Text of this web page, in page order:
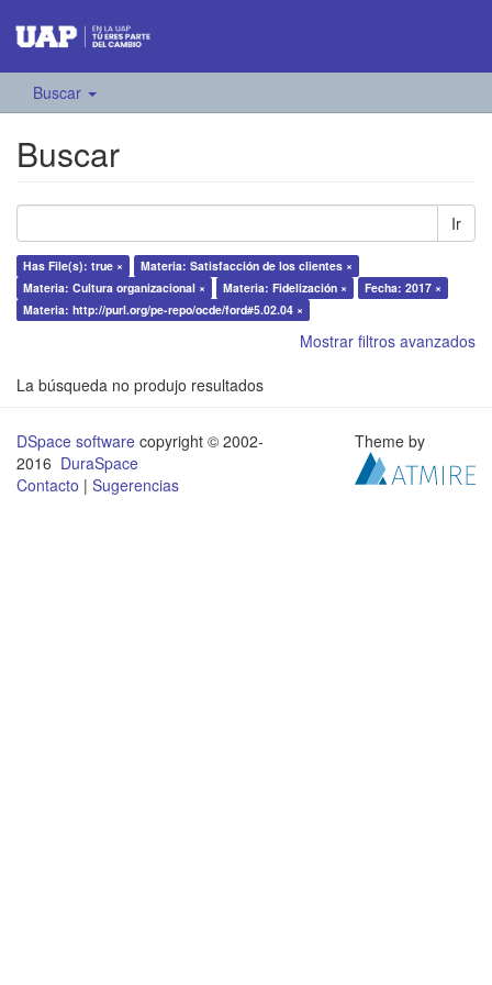
Buscar
Buscar
Ir
Has File(s): true ×
Materia: Satisfacción de los clientes ×
Materia: Cultura organizacional ×
Materia: Fidelización ×
Fecha: 2017 ×
Materia: http://purl.org/pe-repo/ocde/ford#5.02.04 ×
Mostrar filtros avanzados
La búsqueda no produjo resultados
DSpace software copyright © 2002-
2016 DuraSpace
Contacto | Sugerencias
Theme by